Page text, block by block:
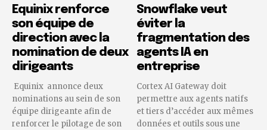
Equinix renforce
son équipe de
direction avec la
nomination de deux
dirigeants
Equinix annonce deux
nominations au sein de son
équipe dirigeante afin de
renforcer le pilotage de son
Snowflake veut
éviter la
fragmentation des
agents IA en
entreprise
Cortex AI Gateway doit
permettre aux agents natifs
et tiers d’accéder aux mêmes
données et outils sous une